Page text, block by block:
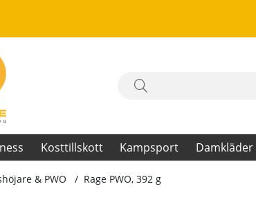
Kosttillskott Kampsport Damkläder
& PWO Rage PWO, 392 g